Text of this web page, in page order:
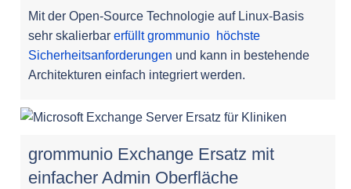
Mit der Open-Source Technologie auf Linux-Basis
sehr skalierbar erfüllt grommunio höchste
Sicherheitsanforderungen und kann in bestehende
Architekturen einfach integriert werden.
grommunio Exchange Ersatz mit
einfacher Admin Oberfläche